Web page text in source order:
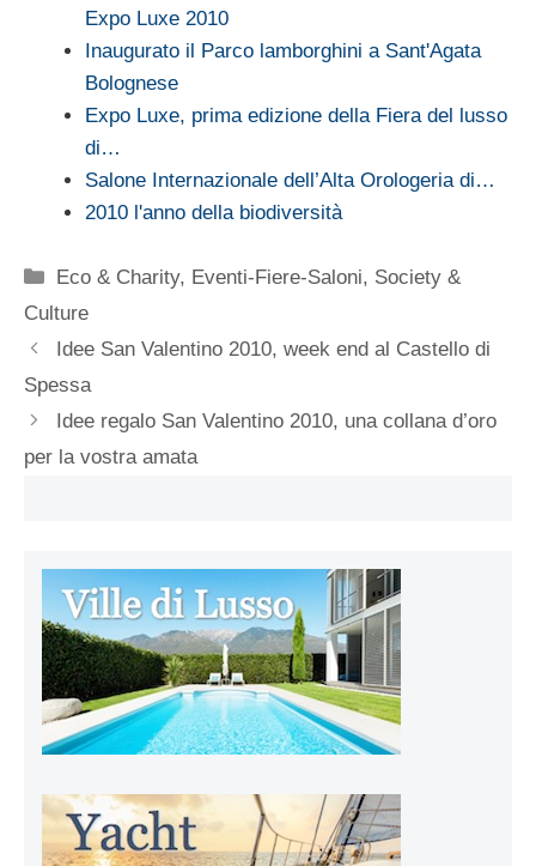
Expo Luxe 2010
Inaugurato il Parco lamborghini a Sant'Agata
Bolognese
Expo Luxe, prima edizione della Fiera del lusso
di…
Salone Internazionale dell’Alta Orologeria di…
2010 l'anno della biodiversità
Categorie
Eco & Charity, Eventi-Fiere-Saloni, Society &
Culture
Idee San Valentino 2010, week end al Castello di
Spessa
Idee regalo San Valentino 2010, una collana d’oro
per la vostra amata